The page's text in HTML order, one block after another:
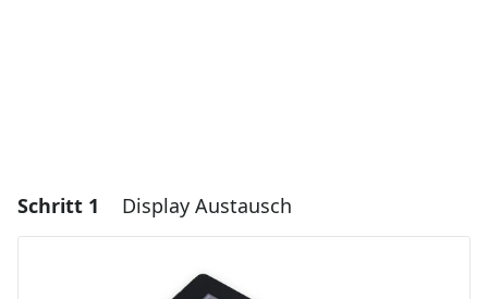
Schritt 1 Display Austausch